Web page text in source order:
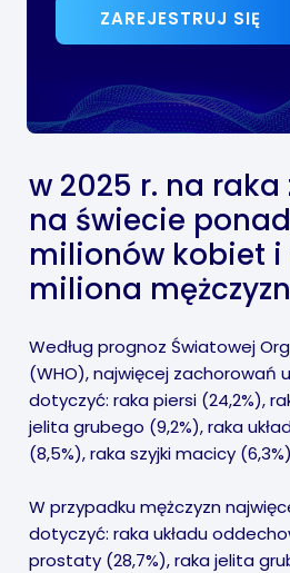
ZAREJESTRUJ SIĘ
w 2025 r. na
na świecie
milionów kobiet i
miliona
Według prognoz Światowej
(WHO), najwięcej zachorowań
dotyczyć: raka piersi (24,2%),
jelita grubego (9,2%), raka
(8,5%), raka szyjki macicy
W przypadku mężczyzn
dotyczyć: raka układu
prostaty (28,7%), raka jelita